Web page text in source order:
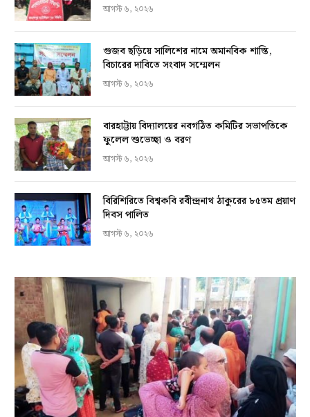
আগস্ট ৬, ২০২৬
গুজব ছড়িয়ে সালিশের নামে অমানবিক শাস্তি,
বিচারের দাবিতে সংবাদ সম্মেলন
আগস্ট ৬, ২০২৬
বারহাট্টায় বিদ্যালয়ের নবগঠিত কমিটির সভাপতিকে
ফুলেল শুভেচ্ছা ও বরণ
আগস্ট ৬, ২০২৬
বিরিশিরিতে বিশ্বকবি রবীন্দ্রনাথ ঠাকুরের ৮৫তম প্রয়াণ
দিবস পালিত
আগস্ট ৬, ২০২৬